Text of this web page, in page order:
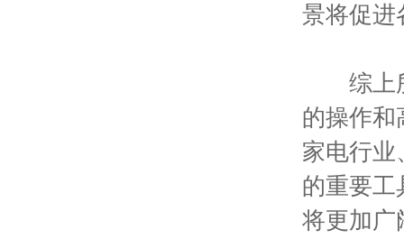
景将促进
综上所
的操作和
家电行业
的重要工
将更加广